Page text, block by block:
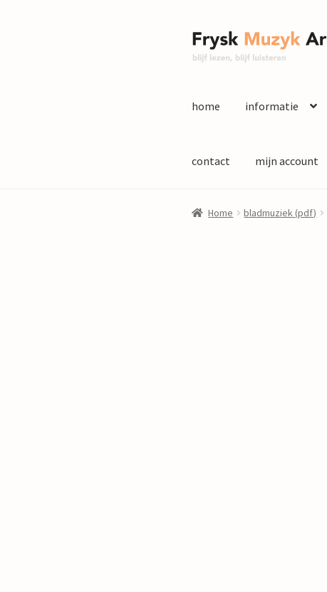
Ga
door
Ga
naar
home informatie
contact mijn account
Home bladmuziek (pdf)